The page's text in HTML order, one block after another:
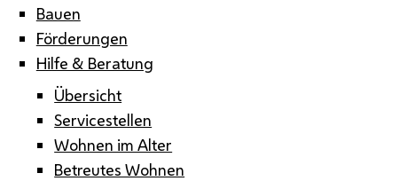
Bauen
Förderungen
Hilfe & Beratung
Übersicht
Servicestellen
Wohnen im Alter
Betreutes Wohnen